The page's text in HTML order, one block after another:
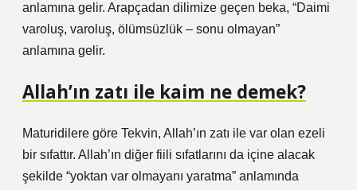
anlamına gelir. Arapçadan dilimize geçen beka, “Daimi
varoluş, varoluş, ölümsüzlük – sonu olmayan”
anlamına gelir.
Allah’ın zatı ile kaim ne demek?
Maturidilere göre Tekvin, Allah’ın zatı ile var olan ezeli
bir sıfattır. Allah’ın diğer fiili sıfatlarını da içine alacak
şekilde “yoktan var olmayanı yaratma” anlamında